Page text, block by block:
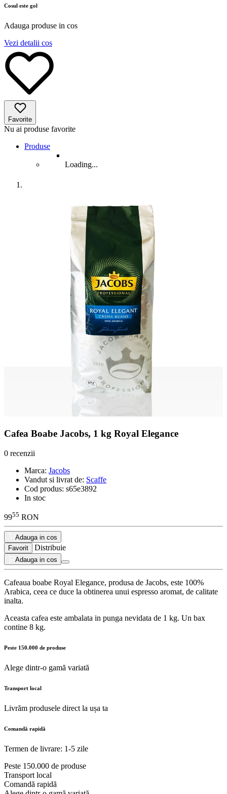
Cosul este gol
Adauga produse in cos
Vezi detalii cos
Favorite
Nu ai produse favorite
Produse
Loading...
Cafea Boabe Jacobs, 1 kg Royal Elegance
0 recenzii
Marca: Jacobs
Vandut si livrat de: Scaffe
Cod produs: s65e3892
In stoc
9955 RON
Adauga in cos
Favorit
Distribuie
Adauga in cos
Cafeaua boabe Royal Elegance, produsa de Jacobs, este 100%
Arabica, ceea ce duce la obtinerea unui espresso aromat, de calitate
inalta.
Aceasta cafea este ambalata in punga nevidata de 1 kg. Un bax
contine 8 kg.
Peste 150.000 de produse
Alege dintr-o gamă variată
Transport local
Livrăm produsele direct la ușa ta
Comandă rapidă
Termen de livrare: 1-5 zile
Peste 150.000 de produse
Transport local
Comandă rapidă